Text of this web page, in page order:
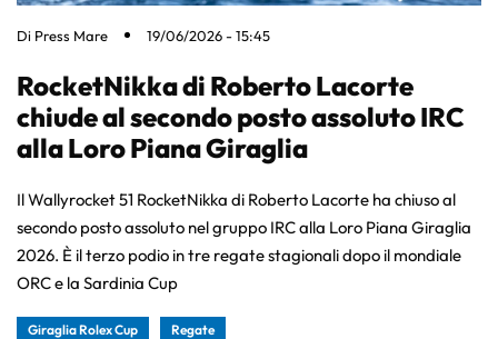
Di Press Mare 19/06/2026 - 15:45
RocketNikka di Roberto Lacorte
chiude al secondo posto assoluto IRC
alla Loro Piana Giraglia
Il Wallyrocket 51 RocketNikka di Roberto Lacorte ha chiuso al
secondo posto assoluto nel gruppo IRC alla Loro Piana Giraglia
2026. È il terzo podio in tre regate stagionali dopo il mondiale
ORC e la Sardinia Cup
Giraglia Rolex Cup Regate